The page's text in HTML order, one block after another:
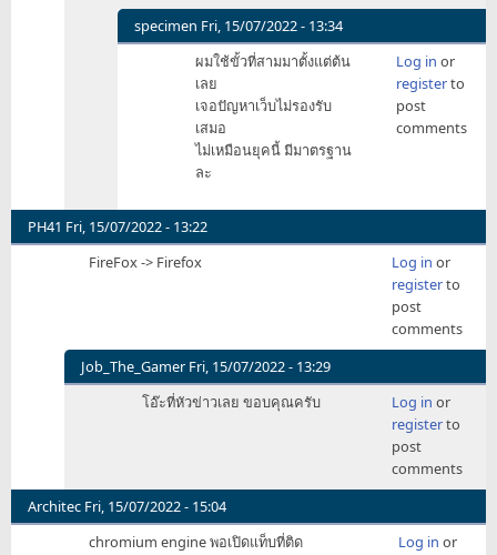
specimen Fri, 15/07/2022 - 13:34
In
ผมใช้ขั้วที่สามมาตั้งแต่ต้น
เลย
เจอปัญหาเว็บไม่รองรับ
เสมอ
ไม่เหมือนยุคนี้ มีมาตรฐาน
ละ
Log in or
registerto
post
comments
PH41 Fri, 15/07/2022 - 13:22
FireFox -> Firefox
Log in or
registerto
post
comments
Job_The_Gamer Fri, 15/07/2022 - 13:29
In
>
Firefox
by
โอ๊ะ​ที่หัวข่าวเลย​ ขอบคุณ​ครับ Log in or
registerto
post
comments
Architec Fri, 15/07/2022 - 15:04
chromium engine พอเปิดแท็บที่ติด
Log in or